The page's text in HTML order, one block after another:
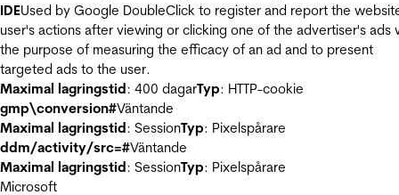
IDEUsed by Google DoubleClick to register and report the
user's actions after viewing or clicking one of the advertiser's ads
the purpose of measuring the efficacy of an ad and to present
targeted ads to the user.
Maximal lagringstid: 400 dagarTyp: HTTP-cookie
gmp\conversion#Väntande
Maximal lagringstid: SessionTyp: Pixelspårare
ddm/activity/src=#Väntande
Maximal lagringstid: SessionTyp: Pixelspårare
Microsoft